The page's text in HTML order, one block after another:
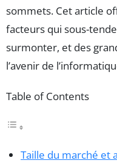
sommets. Cet article
facteurs qui sous-
surmonter, et des
l’avenir de
Table of Contents
Taille du marché et